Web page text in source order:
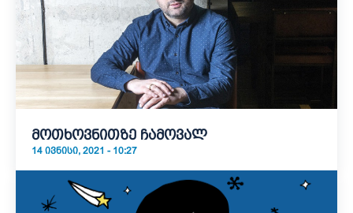
მოთხოვნითზე ჩამოვალ
14 ᲘᲕᲜᲘᲡᲘ, 2021 - 10:27